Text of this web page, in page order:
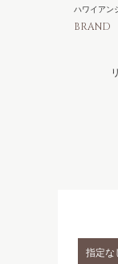
BRAND
ハワイアン
指定な